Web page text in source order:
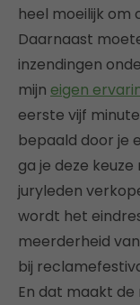
heel moeilijk om
Daarnaast
inzendingen
mijn eigen
eerste vijf
bepaald door je
ga je deze
juryleden
wordt het
meerderheid
bij
En dat maakt